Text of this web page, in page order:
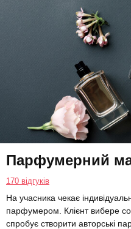
Парфумерний
170 відгуків
На учасника чекає
парфумером. Клієнт вибере
спробує створити авторські